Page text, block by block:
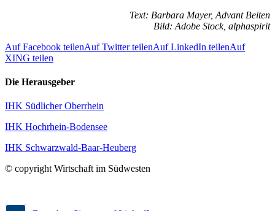
Text: Barbara Mayer, Advant Beiten
Bild: Adobe Stock, alphaspirit
Auf Facebook teilenAuf Twitter teilenAuf LinkedIn teilenAuf
XING teilen
Die Herausgeber
IHK Südlicher Oberrhein
IHK Hochrhein-Bodensee
IHK Schwarzwald-Baar-Heuberg
© copyright Wirtschaft im Südwesten